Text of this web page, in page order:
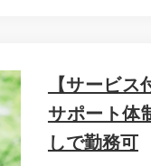
【サービ
サポート体
しで勤務可